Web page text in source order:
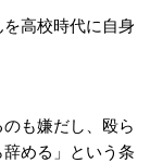
高校時代に自身
も嫌だし、殴ら
める」という条